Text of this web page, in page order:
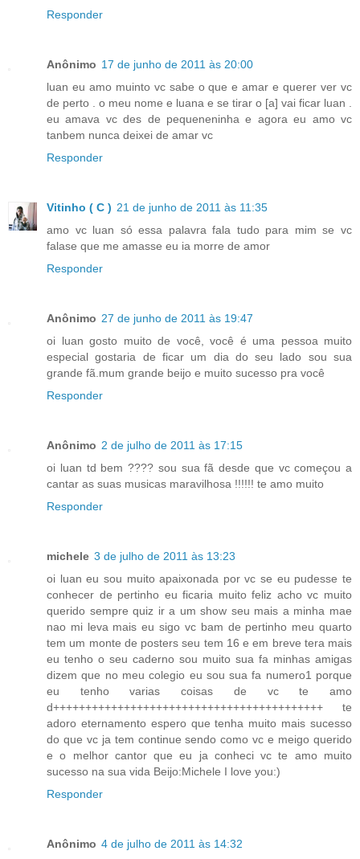
Responder
Anônimo 17 de junho de 2011 às 20:00
luan eu amo muinto vc sabe o que e amar e querer ver vc
de perto . o meu nome e luana e se tirar o [a] vai ficar luan .
eu amava vc des de pequeneninha e agora eu amo vc
tanbem nunca deixei de amar vc
Responder
Vitinho ( C ) 21 de junho de 2011 às 11:35
amo vc luan só essa palavra fala tudo para mim se vc
falase que me amasse eu ia morre de amor
Responder
Anônimo 27 de junho de 2011 às 19:47
oi luan gosto muito de você, você é uma pessoa muito
especial gostaria de ficar um dia do seu lado sou sua
grande fã.mum grande beijo e muito sucesso pra você
Responder
Anônimo 2 de julho de 2011 às 17:15
oi luan td bem ???? sou sua fã desde que vc começou a
cantar as suas musicas maravilhosa !!!!!! te amo muito
Responder
michele 3 de julho de 2011 às 13:23
oi luan eu sou muito apaixonada por vc se eu pudesse te
conhecer de pertinho eu ficaria muito feliz acho vc muito
querido sempre quiz ir a um show seu mais a minha mae
nao mi leva mais eu sigo vc bam de pertinho meu quarto
tem um monte de posters seu tem 16 e em breve tera mais
eu tenho o seu caderno sou muito sua fa minhas amigas
dizem que no meu colegio eu sou sua fa numero1 porque
eu tenho varias coisas de vc te amo
d++++++++++++++++++++++++++++++++++++++++++ te
adoro eternamento espero que tenha muito mais sucesso
do que vc ja tem continue sendo como vc e meigo querido
e o melhor cantor que eu ja conheci vc te amo muito
sucesso na sua vida Beijo:Michele I love you:)
Responder
Anônimo 4 de julho de 2011 às 14:32